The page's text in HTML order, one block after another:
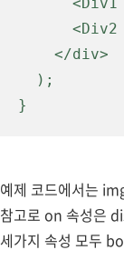
}
예제 코드에서는
참고로 on 속성은
세가지 속성 모두